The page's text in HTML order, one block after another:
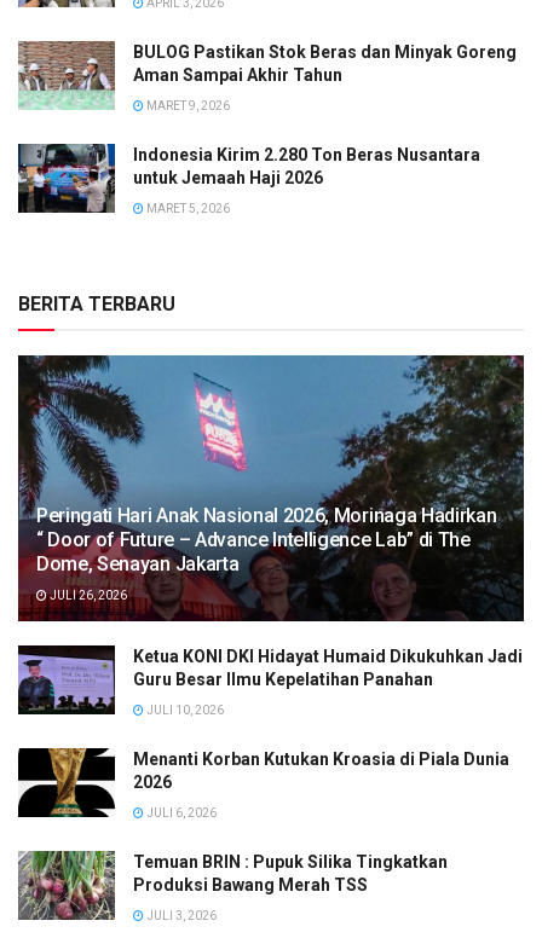
APRIL 3, 2026
BULOG Pastikan Stok Beras dan Minyak Goreng
Aman Sampai Akhir Tahun
MARET 9, 2026
Indonesia Kirim 2.280 Ton Beras Nusantara
untuk Jemaah Haji 2026
MARET 5, 2026
BERITA TERBARU
Peringati Hari Anak Nasional 2026, Morinaga Hadirkan
“ Door of Future – Advance Intelligence Lab” di The
Dome, Senayan Jakarta
JULI 26, 2026
Ketua KONI DKI Hidayat Humaid Dikukuhkan Jadi
Guru Besar Ilmu Kepelatihan Panahan
JULI 10, 2026
Menanti Korban Kutukan Kroasia di Piala Dunia
2026
JULI 6, 2026
Temuan BRIN : Pupuk Silika Tingkatkan
Produksi Bawang Merah TSS
JULI 3, 2026